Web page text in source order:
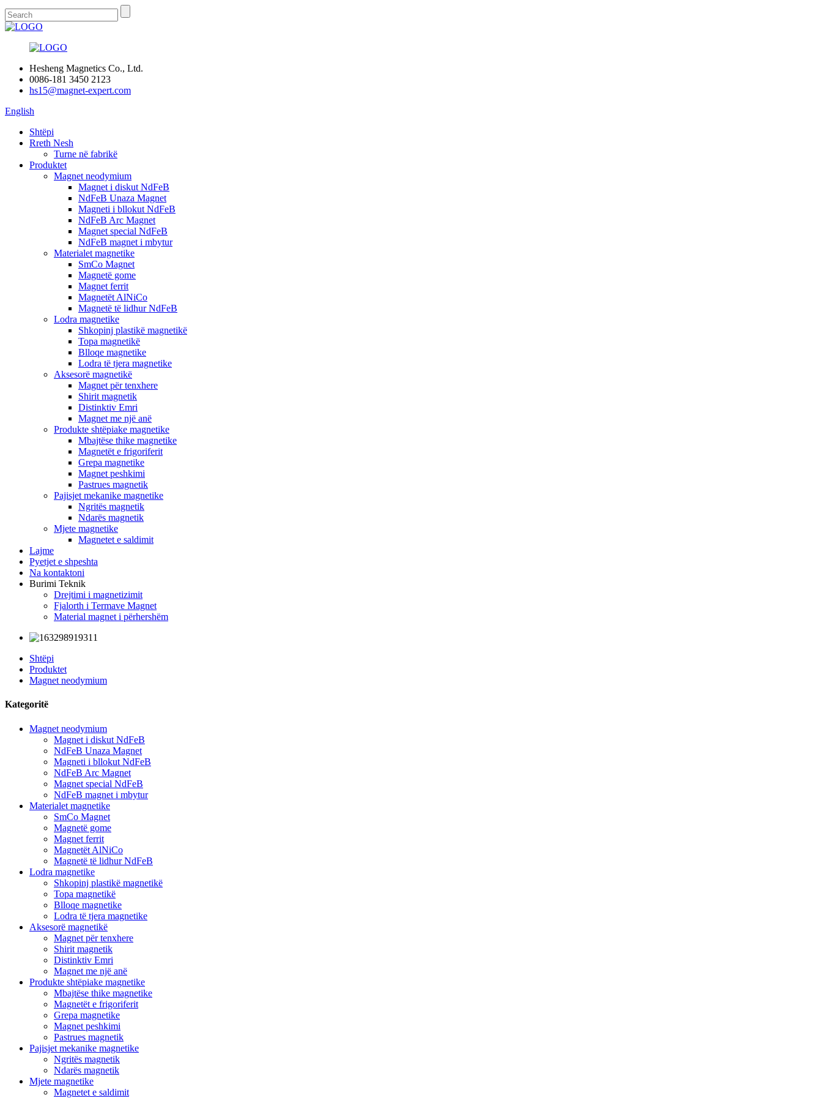
Hesheng Magnetics Co., Ltd.
0086-181 3450 2123
hs15@magnet-expert.com
English
Shtëpi
Rreth Nesh
Turne në fabrikë
Produktet
Magnet neodymium
Magnet i diskut NdFeB
NdFeB Unaza Magnet
Magneti i bllokut NdFeB
NdFeB Arc Magnet
Magnet special NdFeB
NdFeB magnet i mbytur
Materialet magnetike
SmCo Magnet
Magnetë gome
Magnet ferrit
Magnetët AlNiCo
Magnetë të lidhur NdFeB
Lodra magnetike
Shkopinj plastikë magnetikë
Topa magnetikë
Blloqe magnetike
Lodra të tjera magnetike
Aksesorë magnetikë
Magnet për tenxhere
Shirit magnetik
Distinktiv Emri
Magnet me një anë
Produkte shtëpiake magnetike
Mbajtëse thike magnetike
Magnetët e frigoriferit
Grepa magnetike
Magnet peshkimi
Pastrues magnetik
Pajisjet mekanike magnetike
Ngritës magnetik
Ndarës magnetik
Mjete magnetike
Magnetet e saldimit
Lajme
Pyetjet e shpeshta
Na kontaktoni
Burimi Teknik
Drejtimi i magnetizimit
Fjalorth i Termave Magnet
Material magnet i përhershëm
Shtëpi
Produktet
Magnet neodymium
Kategoritë
Magnet neodymium
Magnet i diskut NdFeB
NdFeB Unaza Magnet
Magneti i bllokut NdFeB
NdFeB Arc Magnet
Magnet special NdFeB
NdFeB magnet i mbytur
Materialet magnetike
SmCo Magnet
Magnetë gome
Magnet ferrit
Magnetët AlNiCo
Magnetë të lidhur NdFeB
Lodra magnetike
Shkopinj plastikë magnetikë
Topa magnetikë
Blloqe magnetike
Lodra të tjera magnetike
Aksesorë magnetikë
Magnet për tenxhere
Shirit magnetik
Distinktiv Emri
Magnet me një anë
Produkte shtëpiake magnetike
Mbajtëse thike magnetike
Magnetët e frigoriferit
Grepa magnetike
Magnet peshkimi
Pastrues magnetik
Pajisjet mekanike magnetike
Ngritës magnetik
Ndarës magnetik
Mjete magnetike
Magnetet e saldimit